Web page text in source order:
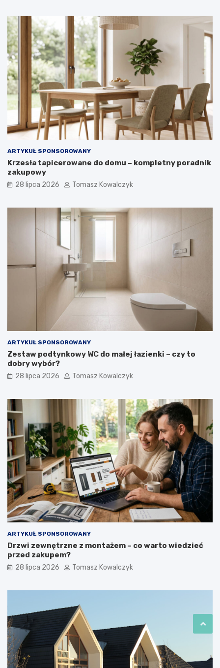
ARTYKUŁ SPONSOROWANY
Krzesła tapicerowane do domu – kompletny poradnik
zakupowy
28 lipca 2026 Tomasz Kowalczyk
ARTYKUŁ SPONSOROWANY
Zestaw podtynkowy WC do małej łazienki – czy to
dobry wybór?
28 lipca 2026 Tomasz Kowalczyk
ARTYKUŁ SPONSOROWANY
Drzwi zewnętrzne z montażem – co warto wiedzieć
przed zakupem?
28 lipca 2026 Tomasz Kowalczyk